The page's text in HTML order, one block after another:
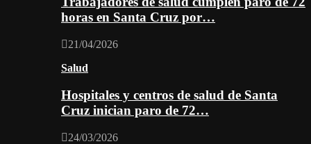
horas en Santa Cruz por…
21/04/2026
Salud
Hospitales y centros de salud de Santa
Cruz inician paro de 72…
24/03/2026